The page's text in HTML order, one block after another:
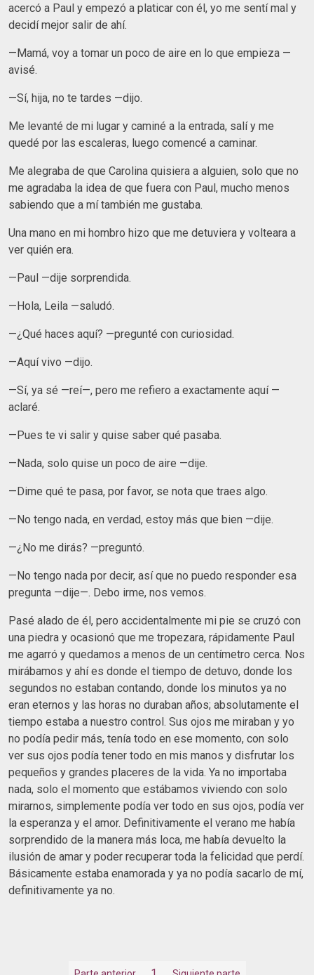
acercó a Paul y empezó a platicar con él, yo me sentí mal y
decidí mejor salir de ahí.
—Mamá, voy a tomar un poco de aire en lo que empieza —
avisé.
—Sí, hija, no te tardes —dijo.
Me levanté de mi lugar y caminé a la entrada, salí y me
quedé por las escaleras, luego comencé a caminar.
Me alegraba de que Carolina quisiera a alguien, solo que no
me agradaba la idea de que fuera con Paul, mucho menos
sabiendo que a mí también me gustaba.
Una mano en mi hombro hizo que me detuviera y volteara a
ver quién era.
—Paul —dije sorprendida.
—Hola, Leila —saludó.
—¿Qué haces aquí? —pregunté con curiosidad.
—Aquí vivo —dijo.
—Sí, ya sé —reí—, pero me refiero a exactamente aquí —
aclaré.
—Pues te vi salir y quise saber qué pasaba.
—Nada, solo quise un poco de aire —dije.
—Dime qué te pasa, por favor, se nota que traes algo.
—No tengo nada, en verdad, estoy más que bien —dije.
—¿No me dirás? —preguntó.
—No tengo nada por decir, así que no puedo responder esa
pregunta —dije—. Debo irme, nos vemos.
Pasé alado de él, pero accidentalmente mi pie se cruzó con
una piedra y ocasionó que me tropezara, rápidamente Paul
me agarró y quedamos a menos de un centímetro cerca. Nos
mirábamos y ahí es donde el tiempo de detuvo, donde los
segundos no estaban contando, donde los minutos ya no
eran eternos y las horas no duraban años; absolutamente el
tiempo estaba a nuestro control. Sus ojos me miraban y yo
no podía pedir más, tenía todo en ese momento, con solo
ver sus ojos podía tener todo en mis manos y disfrutar los
pequeños y grandes placeres de la vida. Ya no importaba
nada, solo el momento que estábamos viviendo con solo
mirarnos, simplemente podía ver todo en sus ojos, podía ver
la esperanza y el amor. Definitivamente el verano me había
sorprendido de la manera más loca, me había devuelto la
ilusión de amar y poder recuperar toda la felicidad que perdí.
Básicamente estaba enamorada y ya no podía sacarlo de mí,
definitivamente ya no.